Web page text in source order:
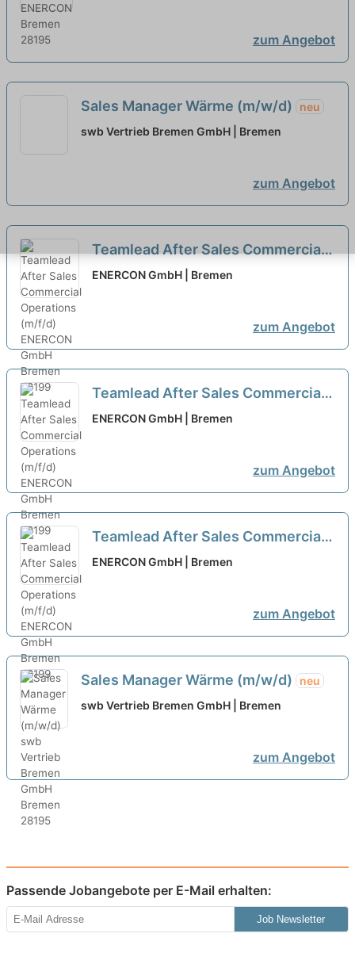
zum Angebot
Sales Manager Wärme (m/w/d)
neu
swb Vertrieb Bremen GmbH | Bremen
zum Angebot
Teamlead After Sales Commercial
Operations (m/f/d) neu
ENERCON GmbH | Bremen
zum Angebot
Teamlead After Sales Commercial
Operations (m/f/d) neu
ENERCON GmbH | Bremen
zum Angebot
Teamlead After Sales Commercial
Operations (m/f/d) neu
ENERCON GmbH | Bremen
zum Angebot
Sales Manager Wärme (m/w/d)
neu
swb Vertrieb Bremen GmbH | Bremen
zum Angebot
Passende Jobangebote per E-Mail erhalten:
Job Newsletter